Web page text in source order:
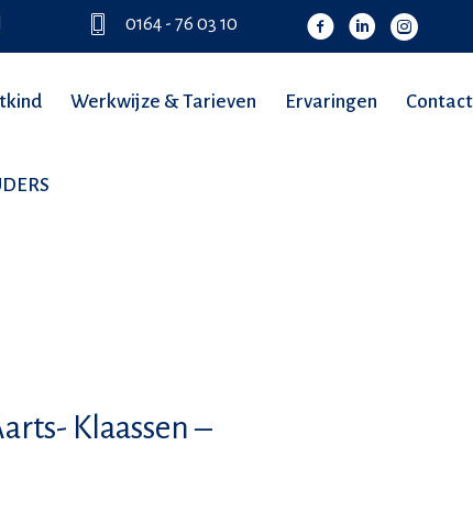
0164 - 76 03 10
Werkwijze & Tarieven Ervaringen Contact
Klaassen –